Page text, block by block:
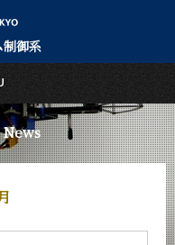
制御系
News
English